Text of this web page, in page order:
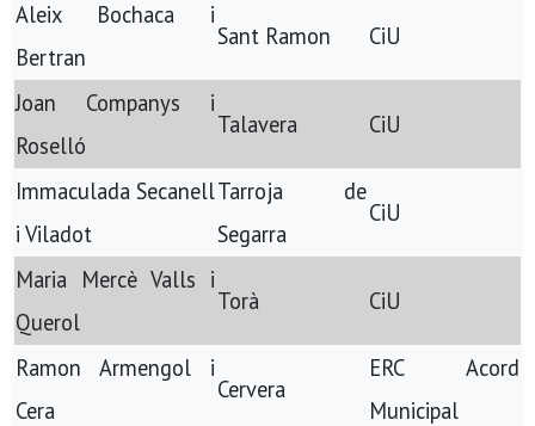
Aleix Bochaca i
Bertran
Sant Ramon CiU
Joan Companys i
Roselló
Talavera CiU
Immaculada Secanell
i Viladot
Tarroja de
Segarra
CiU
Maria Mercè Valls i
Querol
Torà CiU
Ramon Armengol i
Cera
Cervera
ERC Acord
Municipal